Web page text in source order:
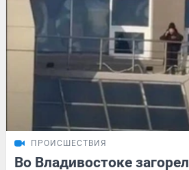
ПРОИСШЕСТВИЯ
Во Владивостоке